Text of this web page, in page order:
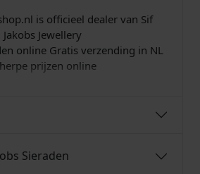
is officieel dealer van Sif
Jakobs Jewellery
online Gratis verzending in NL
prijzen online
Sieraden